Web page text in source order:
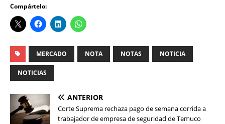
Compártelo:
MERCADO NOTA NOTAS NOTICIA
NOTICIAS
ANTERIOR
Corte Suprema rechaza pago de semana corrida a
trabajador de empresa de seguridad de Temuco